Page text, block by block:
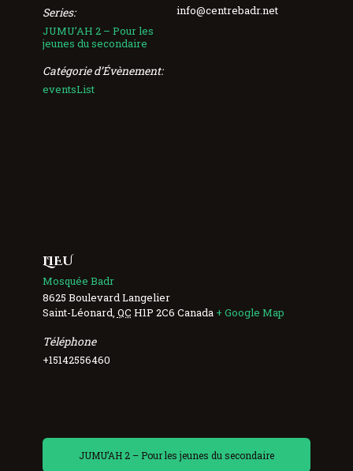
Series:
JUMU’AH 2 – Pour les
jeunes du secondaire
Catégorie d’Évènement:
eventsList
info@centrebadr.net
LIEU
Mosquée Badr
8625 Boulevard Langelier
Saint-Léonard QC H1P 2C6 Canada + Google Map
Téléphone
+15142556460
JUMU’AH 2 – Pour les jeunes du secondaire